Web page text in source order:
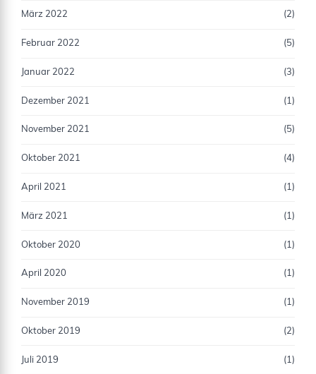
März 2022 (2)
Februar 2022 (5)
Januar 2022 (3)
Dezember 2021 (1)
November 2021 (5)
Oktober 2021 (4)
April 2021 (1)
März 2021 (1)
Oktober 2020 (1)
April 2020 (1)
November 2019 (1)
Oktober 2019 (2)
Juli 2019 (1)